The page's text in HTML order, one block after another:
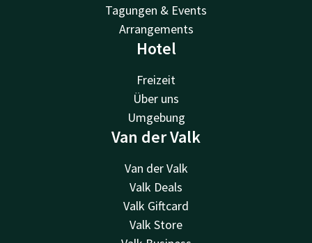
Tagungen & Events
Arrangements
Hotel
Freizeit
Über uns
Umgebung
Van der Valk
Van der Valk
Valk Deals
Valk Giftcard
Valk Store